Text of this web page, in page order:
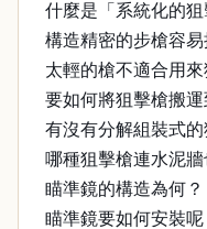
什麼是「系統化的狙
構造精密的步槍容易
太輕的槍不適合用來
要如何將狙擊槍搬運
有沒有分解組裝式的
哪種狙擊槍連水泥牆
瞄準鏡的構造為何？
瞄準鏡要如何安裝呢